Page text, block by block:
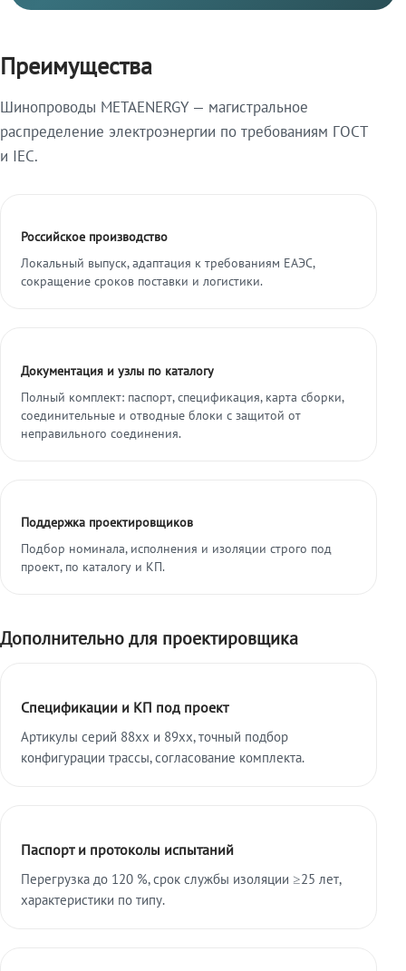
Преимущества
Шинопроводы METAENERGY — магистральное
распределение электроэнергии по требованиям ГОСТ
и IEC.
Российское производство
Локальный выпуск, адаптация к требованиям ЕАЭС,
сокращение сроков поставки и логистики.
Документация и узлы по каталогу
Полный комплект: паспорт, спецификация, карта сборки,
соединительные и отводные блоки с защитой от
неправильного соединения.
Поддержка проектировщиков
Подбор номинала, исполнения и изоляции строго под
проект, по каталогу и КП.
Дополнительно для проектировщика
Спецификации и КП под проект
Артикулы серий 88xx и 89xx, точный подбор
конфигурации трассы, согласование комплекта.
Паспорт и протоколы испытаний
Перегрузка до 120 %, срок службы изоляции ≥25 лет,
характеристики по типу.